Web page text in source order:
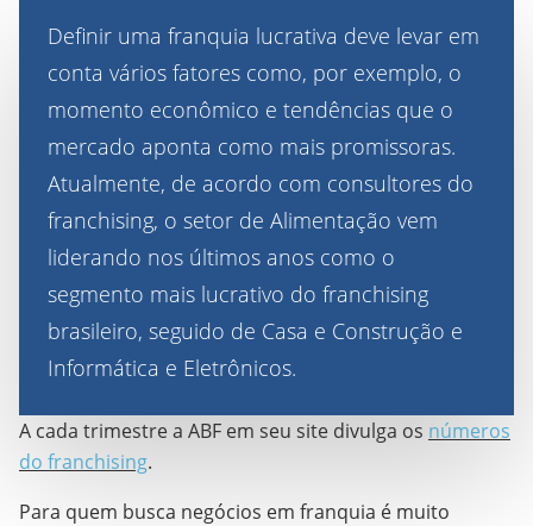
Definir uma franquia lucrativa deve levar em
conta vários fatores como, por exemplo, o
momento econômico e tendências que o
mercado aponta como mais promissoras.
Atualmente, de acordo com consultores do
franchising, o setor de Alimentação vem
liderando nos últimos anos como o
segmento mais lucrativo do franchising
brasileiro, seguido de Casa e Construção e
Informática e Eletrônicos.
A cada trimestre a ABF em seu site divulga os números
do franchising.
Para quem busca negócios em franquia é muito